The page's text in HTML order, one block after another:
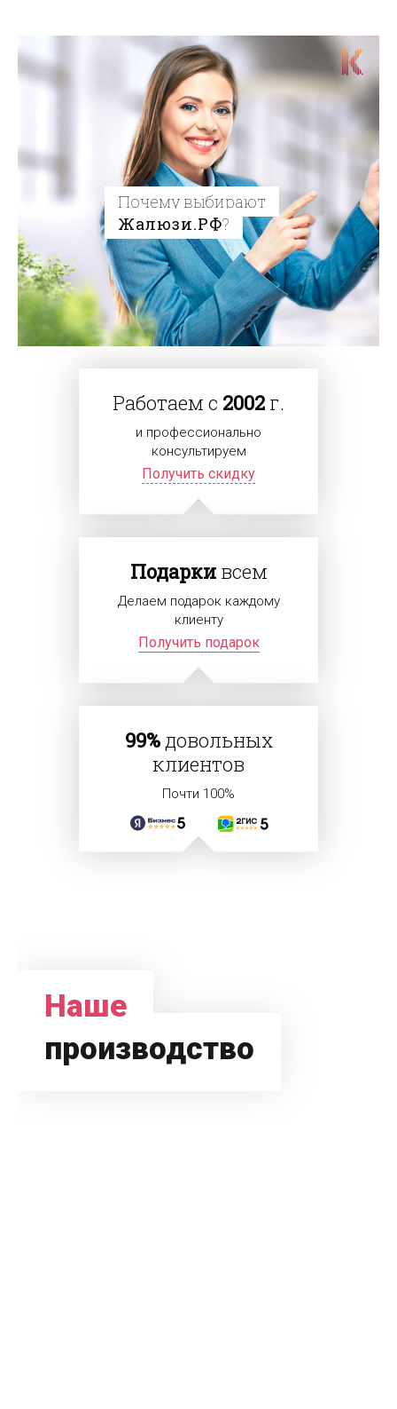
Почему выбирают
Жалюзи.РФ?
Работаем с 2002 г.
и профессионально
консультируем
Получить скидку
Подаркивсем
Делаем подарок каждому
клиенту
Получить подарок
99%довольных
клиентов
Почти 100%
Наше
производство